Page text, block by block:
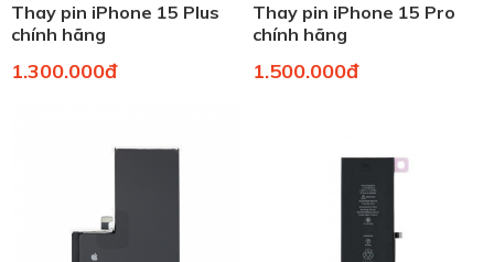
Thay pin iPhone 15 Plus
chính hãng
1.300.000đ
Thay pin iPhone 15 Pro
chính hãng
1.500.000đ